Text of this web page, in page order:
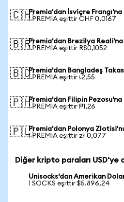
🇨🇭Premia'dan İsviçre Frangı'na
1 PREMIA eşittir CHF 0,0167
🇧🇷Premia'dan Brezilya Reali'na
1 PREMIA eşittir R$0,1052
🇧🇩Premia'dan Bangladeş
1 PREMIA eşittir ৳2,55
🇵🇭Premia'dan Filipin Pezosu'na
1 PREMIA eşittir ₱1,26
🇵🇱Premia'dan Polonya
1 PREMIA eşittir zł 0,077
Diğer kripto paraları USD'ye
Unisocks'dan Amerikan
1 SOCKS eşittir $5.896,24